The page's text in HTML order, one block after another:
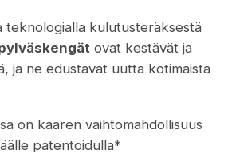
teknologialla kulutusteräksestä
ovat kestävät ja
ja ne edustavat uutta kotimaista
on kaaren vaihtomahdollisuus
patentoidulla*